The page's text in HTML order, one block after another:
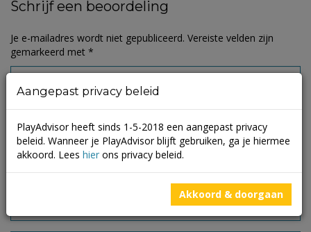
Schrijf een beoordeling
Je e-mailadres wordt niet gepubliceerd. Vereiste velden zijn
gemarkeerd met *
Aangepast privacy beleid
PlayAdvisor heeft sinds 1-5-2018 een aangepast privacy
beleid. Wanneer je PlayAdvisor blijft gebruiken, ga je hiermee
akkoord. Lees hier ons privacy beleid.
Akkoord & doorgaan